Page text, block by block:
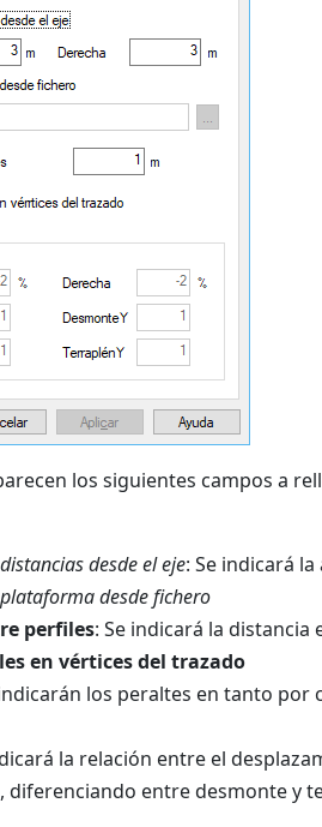
los siguientes campos a
desde el eje: Se indicará
desde fichero
perfiles: Se indicará la
en vértices del trazado
los peraltes en tanto
la relación entre el
diferenciando entre desmonte y